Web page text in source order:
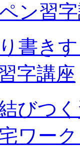
ン習
書き
字講座
びつ
ワー